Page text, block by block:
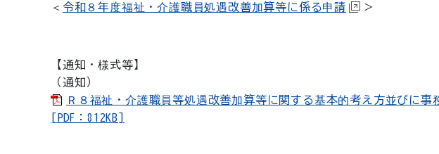
＜ 令和８年度福祉・介護職員処遇改善加算等に係る申請 ＞
【通知・様式等】
（通知）
Ｒ８福祉・介護職員等処遇改善加算等に関する基本的考え方並びに
[PDF：812KB]